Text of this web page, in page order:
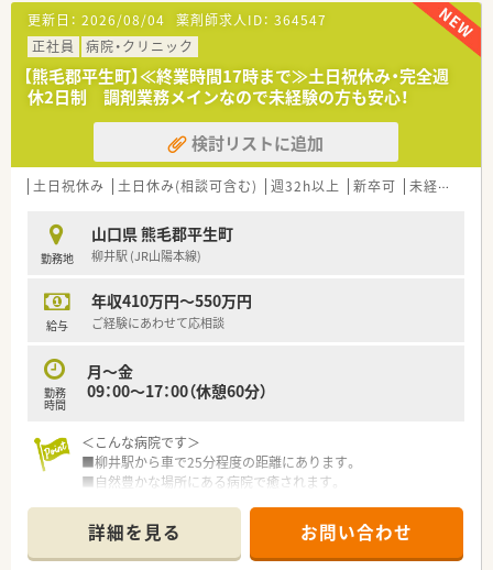
更新日： 2026/08/04 薬剤師求人ID： 364547
正社員
病院・クリニック
【熊毛郡平生町】≪終業時間17時まで≫土日祝休み・完全週
休2日制 調剤業務メインなので未経験の方も安心！
検討リストに追加
土日祝休み 土日休み(相談可含む) 週32h以上 新卒可 未経験可
勤務地
山口県 熊毛郡平生町
柳井駅 (JR山陽本線)
給与
年収410万円～550万円
ご経験にあわせて応相談
勤務
時間
月～金
09：00～17：00（休憩60分）
＜こんな病院です＞
■柳井駅から車で25分程度の距離にあります。
■自然豊かな場所にある病院で癒されます。
＜業務内容＞
■入院調剤、監査など
詳細を見る お問い合わせ